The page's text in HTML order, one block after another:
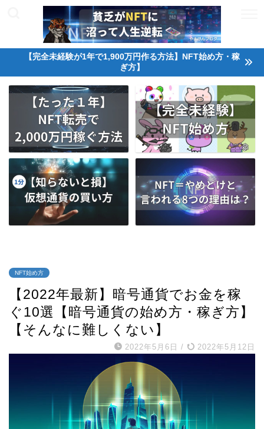
【完全未経験が1年で1,900万円作る方法】NFT始め方・稼
ぎ方】
NFT始め方
【2022年最新】暗号通貨でお金を稼
ぐ10選【暗号通貨の始め方・稼ぎ方】
【そんなに難しくない】
2022年5月6日 / 2022年5月12日